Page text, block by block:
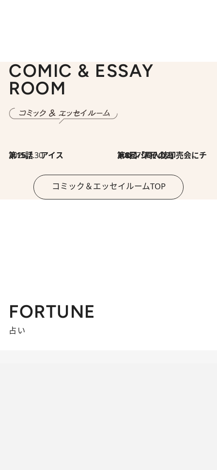
COMIC & ESSAY
ROOM
2026.7.30
第15話 アイス 2026.7.30
第8回「同人誌即売会にチャレンジ その2」
コミック＆エッセイルームTOP
FORTUNE
占い